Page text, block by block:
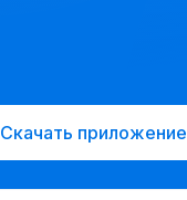
Скачать приложение